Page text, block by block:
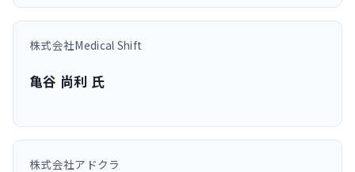
株式会社Medical Shift
亀谷 尚利 氏
株式会社アドクラ